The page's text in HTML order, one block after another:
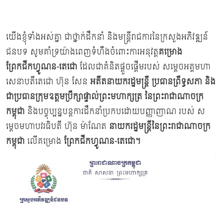
យើងខ្ញុំទាំងអស់គ្នា ជាថ្នាក់ដឹកនាំ និងមន្ត្រីរាជការនៃក្រសួងអភិវឌ្ឍន៍
ជនបទ សូមគាំទ្រយ៉ាងពេញទំហឹងចំពោះការអនុវត្តគម្រោង
ព្រែកជីកហ្វូណន-តេជោ ដែលជាគំនិតផ្តួចផ្តើមរបស់ សម្តេចអគ្គមហា
សេនាបតីតេជោ ហ៊ុន សែន អតីតនាយករដ្ឋមន្ត្រី ប្រធានព្រឹទ្ធសភា និង
ជាប្រធានក្រុមឧត្តមប្រឹក្សាផ្ទាល់ព្រះមហាក្សត្រនៃព្រះរាជាណាចក្រ
កម្ពុជា និងបច្ចុប្បន្នបន្តការដឹកនាំប្រកបដោយបញ្ញាញាណ របស់ ស
ម្តេចមហាបវរធិបតី ហ៊ុន​ ម៉ាណែត នាយករដ្ឋមន្ត្រីនៃព្រះរាជាណាចក្រ
កម្ពុជា លើគម្រោង ព្រែកជីកហ្វូណន-តេជោ។